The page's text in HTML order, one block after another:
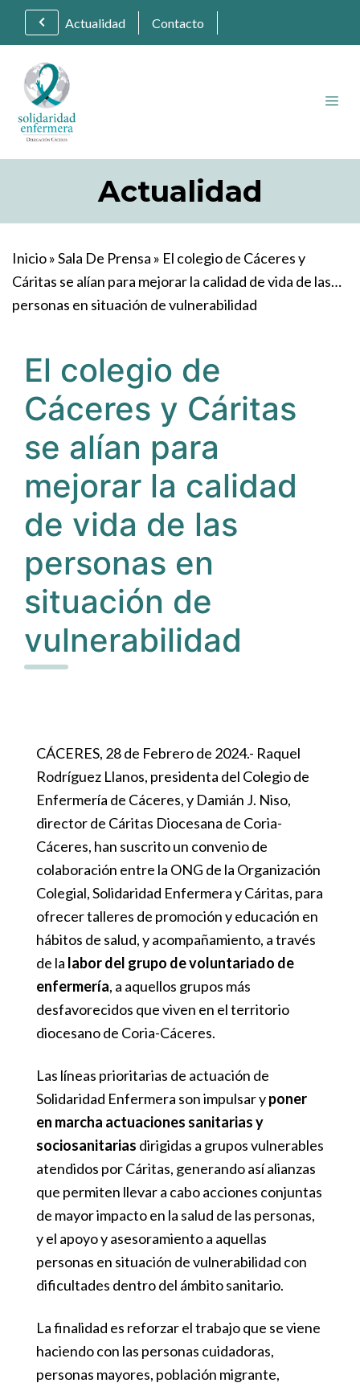
Actualidad Contacto
Actualidad
Inicio»Sala De Prensa » El colegio de Cáceres y
Cáritas se alían para mejorar la calidad de vida de las
personas en situación de vulnerabilidad
El colegio de
Cáceres y Cáritas
se alían para
mejorar la calidad
de vida de las
personas en
situación de
vulnerabilidad
CÁCERES, 28 de Febrero de 2024.- Raquel
Rodríguez Llanos, presidenta del Colegio de
Enfermería de Cáceres, y Damián J. Niso,
director de Cáritas Diocesana de Coria-
Cáceres, han suscrito un convenio de
colaboración entre la ONG de la Organización
Colegial, Solidaridad Enfermera y Cáritas, para
ofrecer talleres de promoción y educación en
hábitos de salud, y acompañamiento, a través
de la labor del grupo de voluntariado de
enfermería, a aquellos grupos más
desfavorecidos que viven en el territorio
diocesano de Coria-Cáceres.
Las líneas prioritarias de actuación de
Solidaridad Enfermera son impulsar yponer
en marcha actuaciones sanitarias y
sociosanitarias dirigidas a grupos vulnerables
atendidos por Cáritas, generando así alianzas
que permiten llevar a cabo acciones conjuntas
de mayor impacto en la salud de las personas,
y el apoyo y asesoramiento a aquellas
personas en situación de vulnerabilidad con
dificultades dentro del ámbito sanitario.
La finalidad es reforzar el trabajo que se viene
haciendo con las personas cuidadoras,
personas mayores, población migrante,